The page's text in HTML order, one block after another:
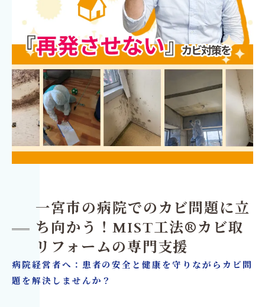
一宮市の病院でのカビ問題に立
ち向かう！MIST工法®カビ取
リフォームの専門支援
病院経営者へ：患者の安全と健康を守りながらカビ問
題を解決しませんか？